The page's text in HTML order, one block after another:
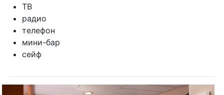
ТВ
радио
телефон
мини-бар
сейф